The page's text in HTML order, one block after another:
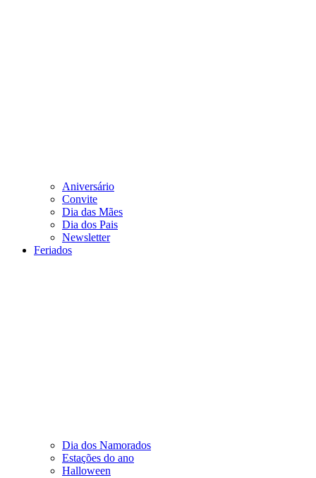
Aniversário
Convite
Dia das Mães
Dia dos Pais
Newsletter
Feriados
Dia dos Namorados
Estações do ano
Halloween